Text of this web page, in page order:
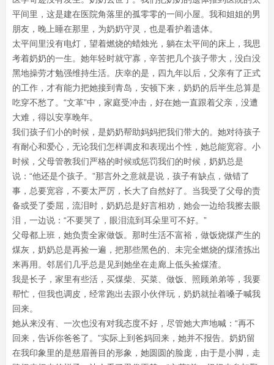
平间里，这是建在医院角落里的孤零零的一间小屋。我和姐姐的男
朋友，晚上睡在那里，为奶奶守灵，也是看护着遗体。
太平间里没有电灯，望着燃烧的蜡烛光，躺在太平间的床上，我思
考着奶奶的一生。她年轻时就守寡，辛苦把几个孩子带大，没白没
黑地操劳才勉强维持生活。庆幸的是，四九年以后，父亲有了正式
的工作，才有能力把她接到青岛，安顿下来，奶奶的后半生总算是
吃穿不愁了。“文革”中，家庭受冲击，好在她一直跟着父亲，没遭
大难，得以安享晚年。
我们孩子们小的时候，是奶奶帮助妈妈把我们带大的。她对待孩子
有耐心和爱心，无论我们怎样调皮和表现出个性，她总能宽容。小
时候，父母管教我们严格的时候或惩罚我们的时候，奶奶总是
说：“他还是个孩子。”那言外之意就是说，孩子有缺点，做错了
事，总要宽容，不要太严厉，长大了自然好了。当我受了父母的责
备或受了委屈，流泪时，奶奶总是好言相劝，她会一边给我擦去眼
泪，一边说：“不要哭了，眼泪流到耳朵里可不好。”
父母都上班，她负责全家做饭。那时生活不富裕，做饭烧煤产生的
煤灰，奶奶总是再捡一遍，把那些黑色的、未完全燃烧的煤渣拣出
来再用。邻居们几乎总是见到她坐在走廊上低头捡煤渣。
我是长子，家里有些活，买煤柴、买菜、做饭、照顾弟弟等，我要
帮忙，但我也调皮，经常跑出去跟小伙伴玩，奶奶就扯着嗓子喊我
回来。
她从来没有、一次也没有对我态度不好，尽管她大声地喊：“再不
回来，告诉你爸爸了。”实际上到爸妈回来，她并不报告。奶奶留
在我印象里的是慈眉善目的形象，她圆圆的脸庞，由于是小脚，走